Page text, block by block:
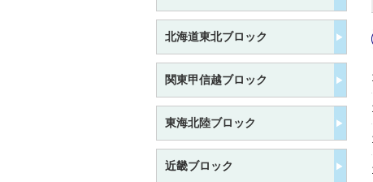
北海道東北ブロック
関東甲信越ブロック
東海北陸ブロック
近畿ブロック